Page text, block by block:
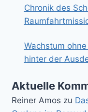
Chronik des
Wachstum
hinter der
Aktuelle
Reiner Amos zu